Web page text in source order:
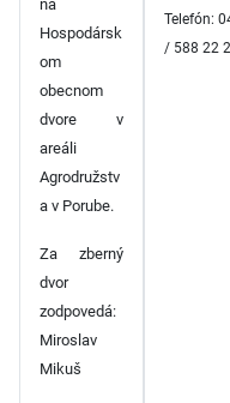
na
Hospodársk
om
obecnom
dvore v
areáli
Agrodružstv
a v Porube.
Za zberný
dvor
zodpovedá:
Miroslav
Mikuš
Telefón:
/ 588 22